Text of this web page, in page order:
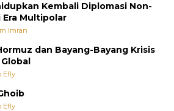
Kembali Diplomasi Non-
Era Multipolar
Imran
dan Bayang-Bayang Krisis
Efly
Efly